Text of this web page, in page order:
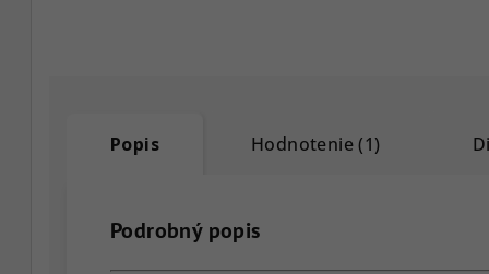
Popis Hodnotenie (1)
Podrobný popis